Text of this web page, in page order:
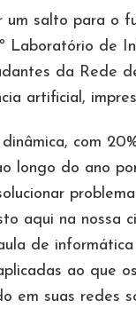
salto para o
Laboratório de
da Rede
artificial,
com
longo do ano
aqui na nossa
de
ao que
em suas redes